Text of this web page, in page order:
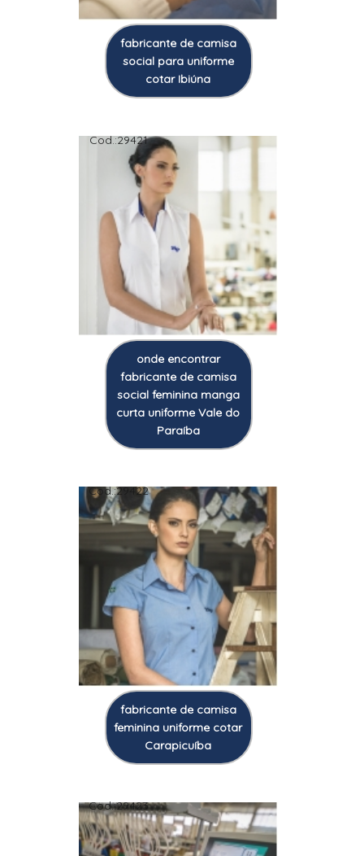
fabricante de camisa
social para uniforme
cotar Ibiúna
Cod.:29421
onde encontrar
fabricante de camisa
social feminina manga
curta uniforme Vale do
Paraíba
Cod.:29422
fabricante de camisa
feminina uniforme cotar
Carapicuíba
Cod.:29423